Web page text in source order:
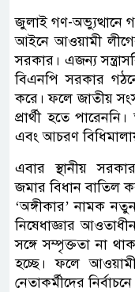
জুলাই গণ-অভ্যুত্থানে
আইনে আওয়ামী লীগের
সরকার। এজন্য
বিএনপি সরকার
করে। ফলে জাতীয়
প্রার্থী হতে
এবং আচরণ
এবার স্থানীয়
জমার বিধান বাতিল
‘অঙ্গীকার’ নামক
নিষেধাজ্ঞার
সঙ্গে সম্পৃক্ততা না
হচ্ছে। ফলে
নেতাকর্মীদের